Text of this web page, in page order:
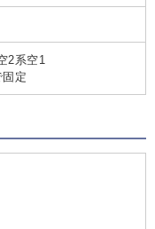
2系空1
固定